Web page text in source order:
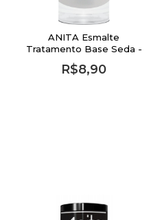
ANITA Esmalte
Tratamento Base Seda -
10ml
R$8,90